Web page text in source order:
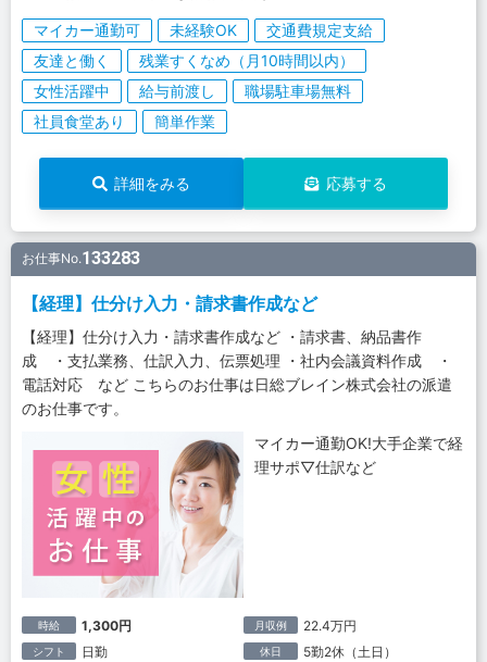
マイカー通勤可 未経験OK
交通費規定支給
友達と働く
残業すくなめ（月10時間以内）
女性活躍中
給与前渡し
職場駐車場無料
社員食堂あり
簡単作業
詳細をみる 応募する
お仕事No.133283
【経理】仕分け入力・請求書作成など
【経理】仕分け入力・請求書作成など ・請求書、納品書作
成 ・支払業務、仕訳入力、伝票処理 ・社内会議資料作成 ・
電話対応 など こちらのお仕事は日総ブレイン株式会社の派遣
のお仕事です。
マイカー通勤OK!大手企業で経
理サポ▽仕訳など
時給 1,300円 月収例 22.4万円
シフト 日勤 休日 5勤2休（土日）